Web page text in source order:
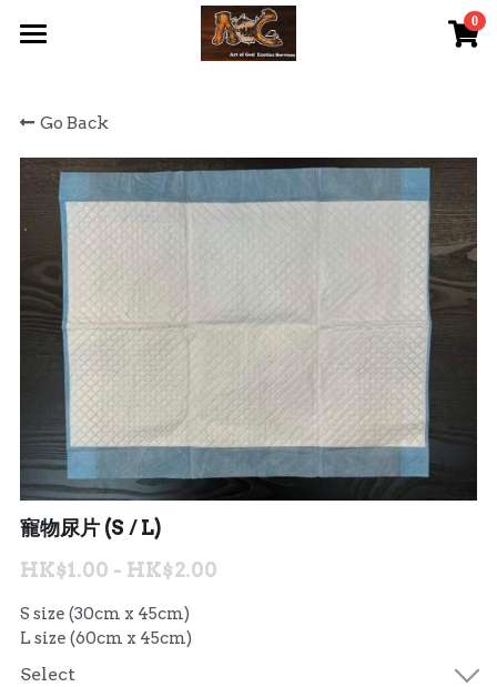
0
關於我們 About Us
服務內容 Our Services
最新資訊 Latest News
AOG Channel
網上商店 Shop Now
飼養陸龜小貼士 Tips
Facebook 專頁Facebook Page
Tough Cubic 爬蟲箱預訂
聯絡我們 Contact Us
繁體中文
Go Back
寵物尿片 (S / L)
HK$1.00 - HK$2.00
S size (30cm x 45cm)
L size (60cm x 45cm)
Select
×
STORE CATEGORIES
All Categories